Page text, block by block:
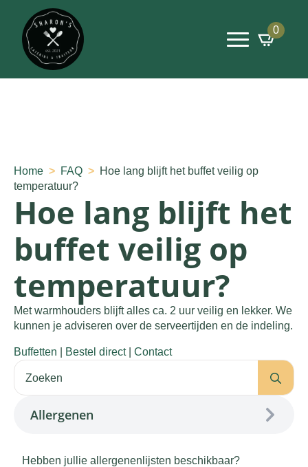
0
Allergenen
Hebben jullie allergenenlijsten beschikbaar?
Home FAQ
Hoe lang blijft het buffet veilig op
temperatuur?
Hoe lang blijft het
buffet veilig op
temperatuur?
Met warmhouders blijft alles ca. 2 uur veilig en lekker. We
kunnen je adviseren over de serveertijden en de indeling.
Buffetten Bestel direct| Contact